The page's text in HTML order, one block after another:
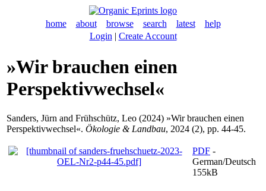
home about browse search latest
help
Login | Create Account
»Wir brauchen einen
Perspektivwechsel«
Sanders, Jürn and Frühschütz, Leo (2024) »Wir brauchen einen
Perspektivwechsel«. Ökologie & Landbau, 2024 (2), pp. 44-45.
PDF -
German/Deutsch
155kB